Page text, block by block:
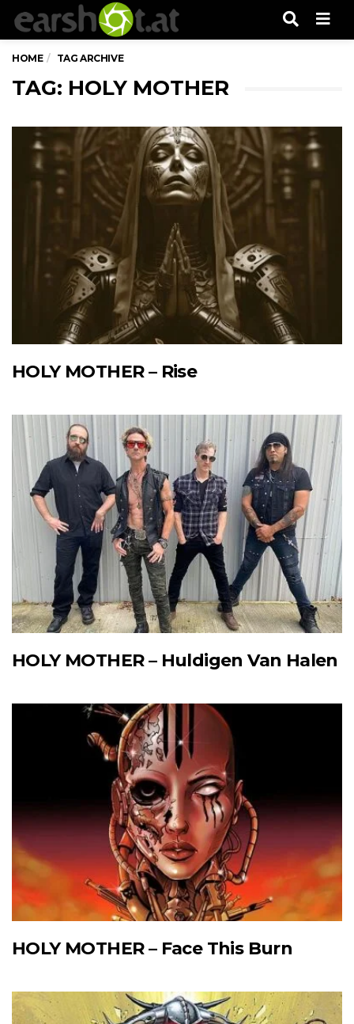
HOME TAG ARCHIVE
TAG: HOLY MOTHER
HOLY MOTHER – Rise
HOLY MOTHER – Huldigen Van Halen
HOLY MOTHER – Face This Burn